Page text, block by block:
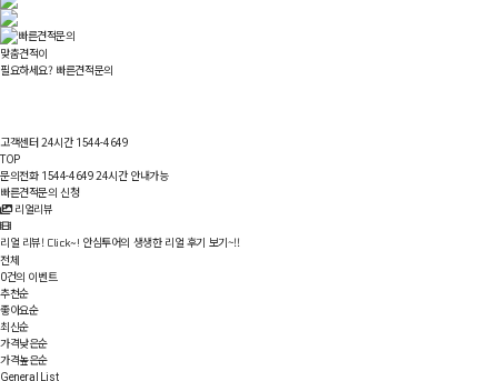
맞춤견적이
필요하세요? 빠른견적문의
고객센터 24시간 1544-4649
TOP
문의전화 1544-464924시간 안내가능
빠른견적문의 신청
리얼리뷰
리얼 리뷰! Click~! 안심투어의 생생한 리얼 후기 보기~!!
전체
0건의 이벤트
추천순
좋아요순
최신순
가격낮은순
가격높은순
General List